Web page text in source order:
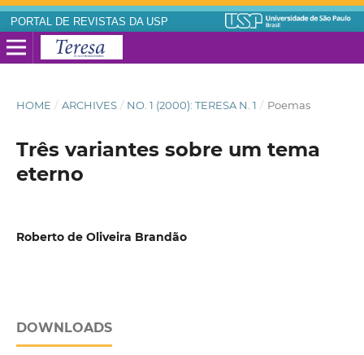
PORTAL DE REVISTAS DA USP
HOME / ARCHIVES / NO. 1 (2000): TERESA N. 1 / Poemas
Três variantes sobre um tema
eterno
Roberto de Oliveira Brandão
DOWNLOADS